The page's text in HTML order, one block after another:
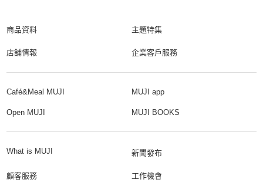
商品資料 主題特集
店舗情報 企業客戶服務
Café&Meal MUJI MUJI app
Open MUJI MUJI BOOKS
What is MUJI 新聞發布
顧客服務 工作機會